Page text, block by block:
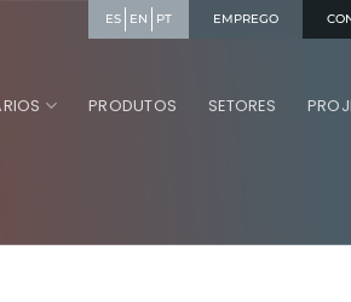
ES EN PT EMPREGO
PRODUTOS SETORES